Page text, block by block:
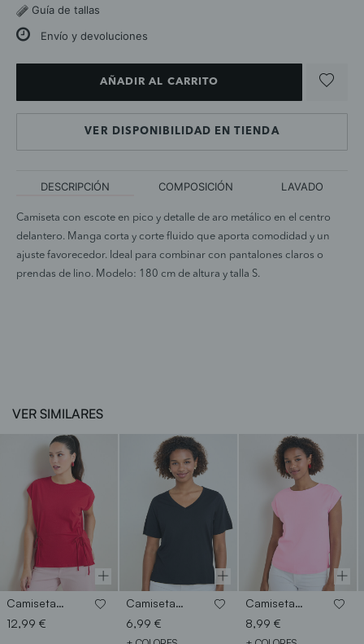
Guía de tallas
Envío y devoluciones
AÑADIR AL CARRITO
VER DISPONIBILIDAD EN TIENDA
DESCRIPCIÓN COMPOSICIÓN LAVADO
Camiseta con escote en pico y detalle de aro metálico en el centro
delantero. Manga corta y corte fluido que aporta comodidad y un
ajuste favorecedor. Ideal para combinar con pantalones claros o
prendas de lino. Modelo: 180 cm de altura y talla S.
VER SIMILARES
Camiseta lazos
12,99 €
Camiseta cuello pico
6,99 €
Camiseta hombro caido
8,99 €